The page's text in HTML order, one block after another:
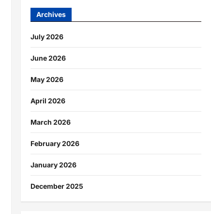
Archives
July 2026
June 2026
May 2026
April 2026
March 2026
February 2026
January 2026
December 2025